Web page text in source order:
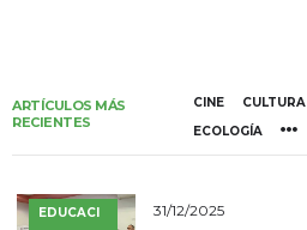
ARTÍCULOS MÁS
RECIENTES
CINE CULTURA
ECOLOGÍA
EDUCACI
31/12/2025